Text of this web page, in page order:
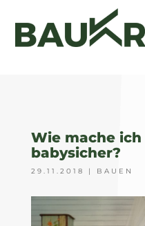
Wie mache ich
babysicher?
29.11.2018 | BAUEN